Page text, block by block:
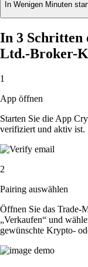
In Wenigen Minuten
In 3
Ltd.-Broker-
1
App öffnen
Starten Sie die App
verifiziert und aktiv ist.
2
Pairing auswählen
Öffnen Sie das Trade-
„Verkaufen“ und
gewünschte Krypto-